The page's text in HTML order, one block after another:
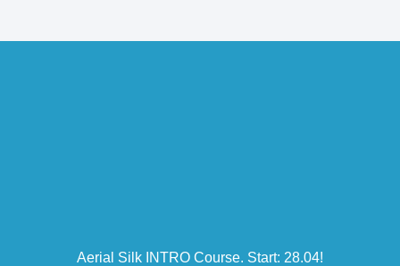
Aerial Silk INTRO Course. Start: 28.04!